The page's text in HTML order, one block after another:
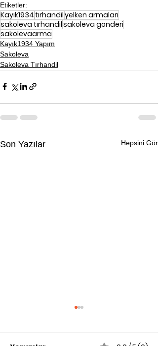
Etiketler:
Kayık1934 tırhandilyelken armaları
sakoleva tırhandilsakoleva gönderi
sakolevaarma
Kayık1934 Yapım
Sakoleva
Sakoleva Tırhandil
Son Yazılar Hepsini Gör